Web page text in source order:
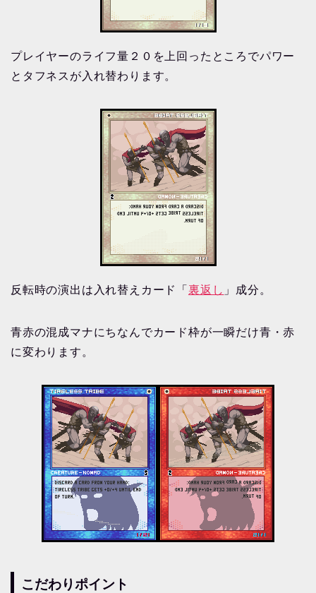
プレイヤーのライフ量２０を上回ったところでパワー
とタフネスが入れ替わります。
反転時の演出は入れ替えカード「 裏返し 」成分。
青赤の混成マナにちなんでカード枠が一瞬だけ青・赤
に変わります。
こだわりポイント